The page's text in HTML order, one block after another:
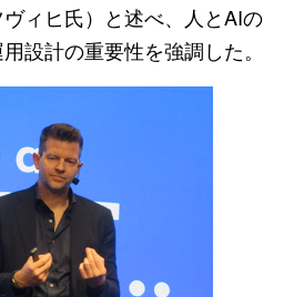
ィヒ氏）と述べ、人とAIの
設計の重要性を強調した。